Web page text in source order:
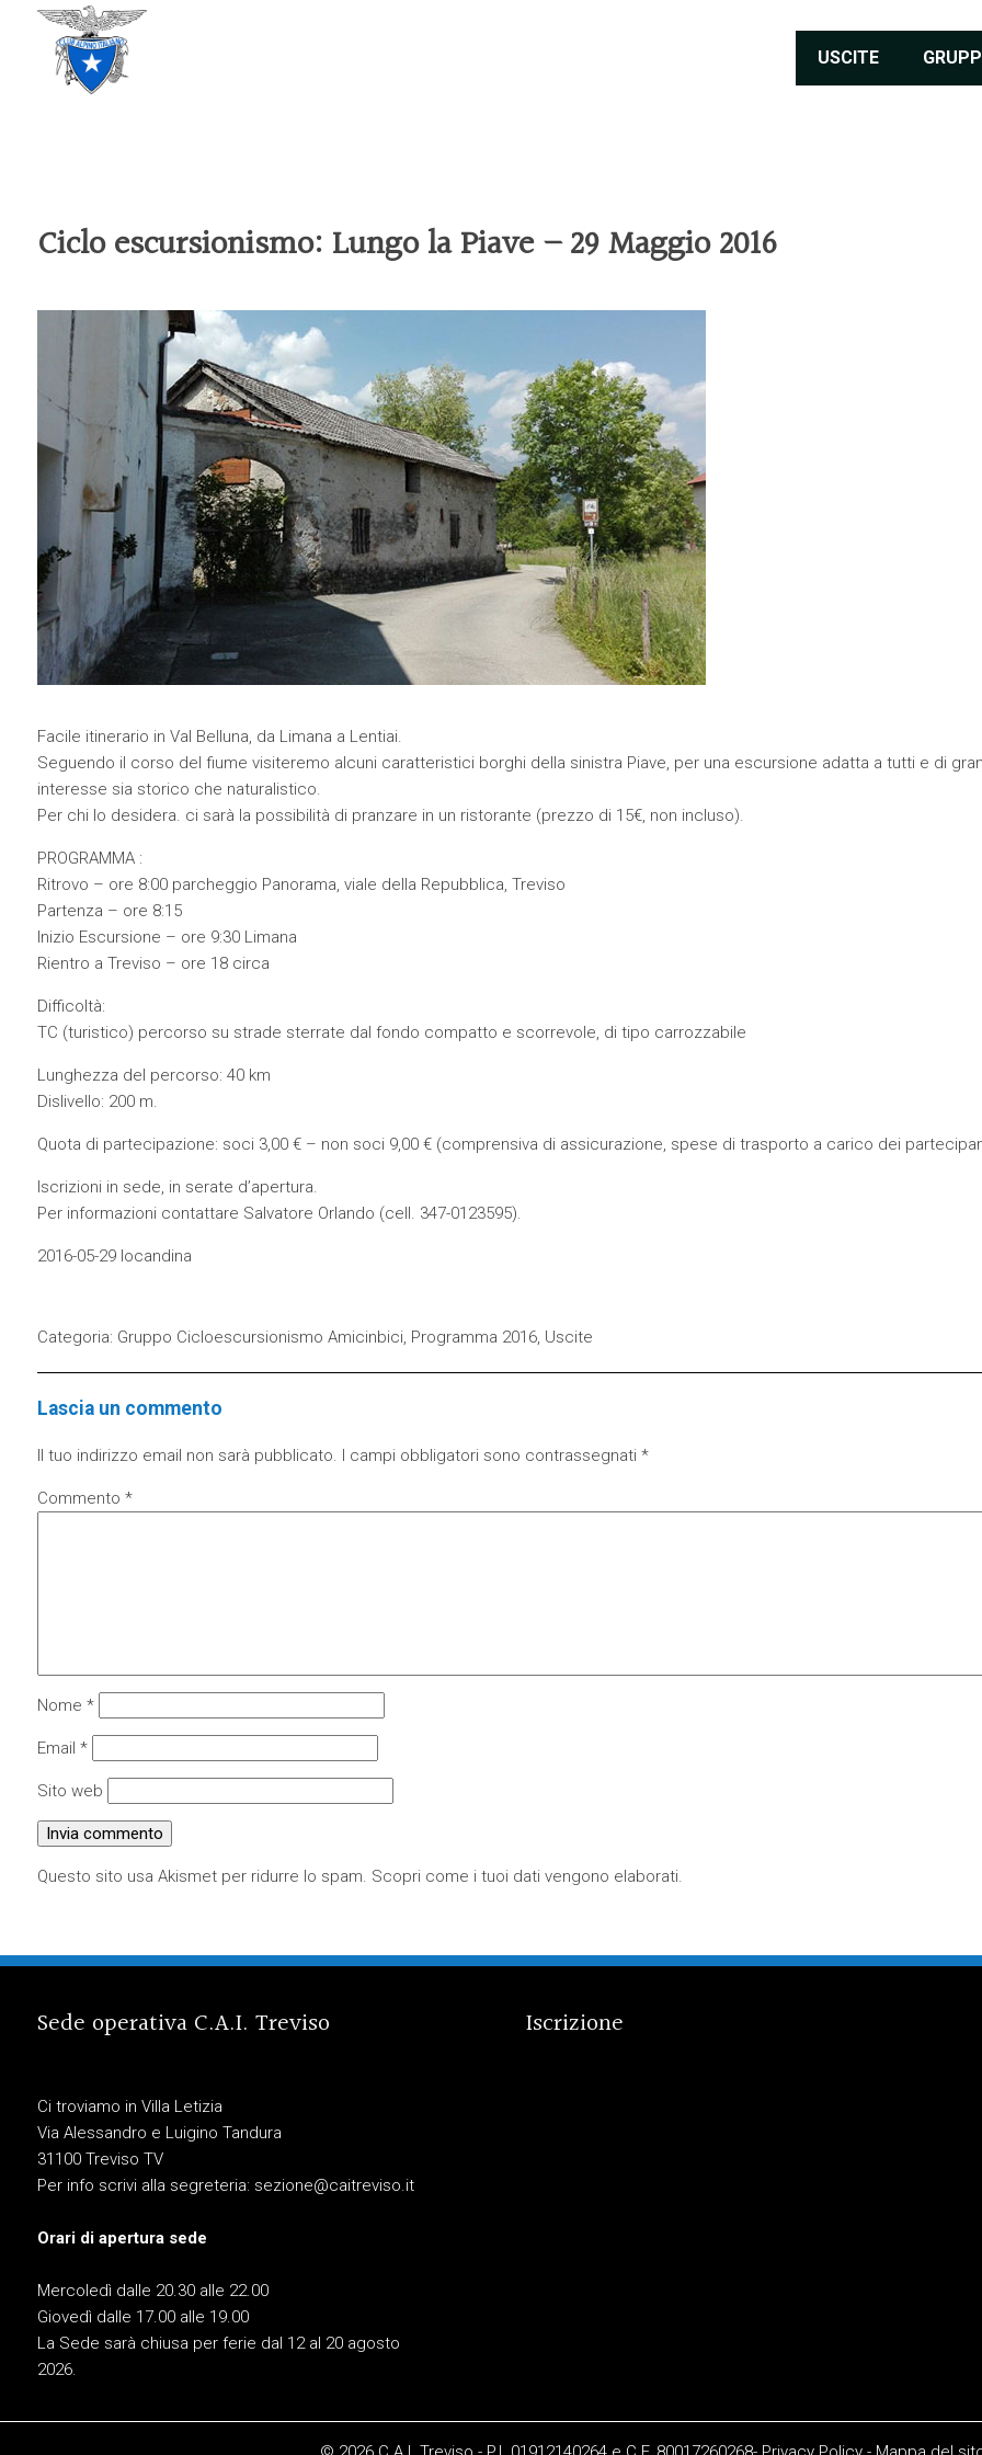
USCITE
Ciclo escursionismo: Lungo la Piave – 29 Maggio 2016
Facile itinerario in Val Belluna, da Limana a Lentiai.
Seguendo il corso del fiume visiteremo alcuni caratteristici borghi della sinistra Piave, per una escursione adatta a tutti e di
interesse sia storico che naturalistico.
Per chi lo desidera. ci sarà la possibilità di pranzare in un ristorante (prezzo di 15€, non incluso).
PROGRAMMA :
Ritrovo – ore 8:00 parcheggio Panorama, viale della Repubblica, Treviso
Partenza – ore 8:15
Inizio Escursione – ore 9:30 Limana
Rientro a Treviso – ore 18 circa
Difficoltà:
TC (turistico) percorso su strade sterrate dal fondo compatto e scorrevole, di tipo carrozzabile
Lunghezza del percorso: 40 km
Dislivello: 200 m.
Quota di partecipazione: soci 3,00 € – non soci 9,00 € (comprensiva di assicurazione, spese di trasporto a carico dei
Iscrizioni in sede, in serate d’apertura.
Per informazioni contattare Salvatore Orlando (cell. 347-0123595).
2016-05-29 locandina
Categoria: Gruppo Cicloescursionismo Amicinbici, Programma 2016, Uscite
Lascia un commento
Il tuo indirizzo email non sarà pubblicato. I campi obbligatori sono contrassegnati *
Commento *
Nome *
Email *
Sito web
Questo sito usa Akismet per ridurre lo spam. Scopri come i tuoi dati vengono elaborati.
Sede operativa C.A.I. Treviso
Ci troviamo in Villa Letizia
Via Alessandro e Luigino Tandura
31100 Treviso TV
Per info scrivi alla segreteria: sezione@caitreviso.it
Orari di apertura sede
Mercoledì dalle 20.30 alle 22.00
Giovedì dalle 17.00 alle 19.00
La Sede sarà chiusa per ferie dal 12 al 20 agosto
2026.
Iscrizione